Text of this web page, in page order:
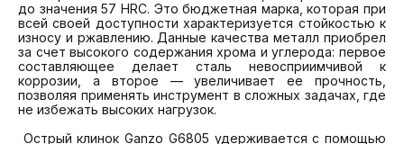
до значения 57 HRC. Это бюджетная марка, которая при
всей своей доступности характеризуется стойкостью к
износу и ржавлению. Данные качества металл приобрел
за счет высокого содержания хрома и углерода: первое
составляющее делает сталь невосприимчивой к
коррозии, а второе — увеличивает ее прочность,
позволяя применять инструмент в сложных задачах, где
не избежать высоких нагрузок.